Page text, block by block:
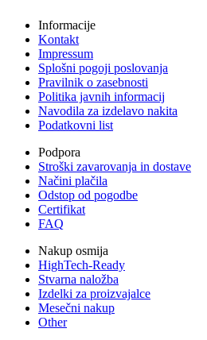
Informacije
Kontakt
Impressum
Splošni pogoji poslovanja
Pravilnik o zasebnosti
Politika javnih informacij
Navodila za izdelavo nakita
Podatkovni list
Podpora
Stroški zavarovanja in dostave
Načini plačila
Odstop od pogodbe
Certifikat
FAQ
Nakup osmija
HighTech-Ready
Stvarna naložba
Izdelki za proizvajalce
Mesečni nakup
Other